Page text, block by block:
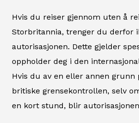
Hvis du reiser gjennom uten å
Storbritannia, trenger du derfor
autorisasjonen. Dette gjelder
oppholder deg i den
Hvis du av en eller annen grunn
britiske grensekontrollen, selv
en kort stund, blir